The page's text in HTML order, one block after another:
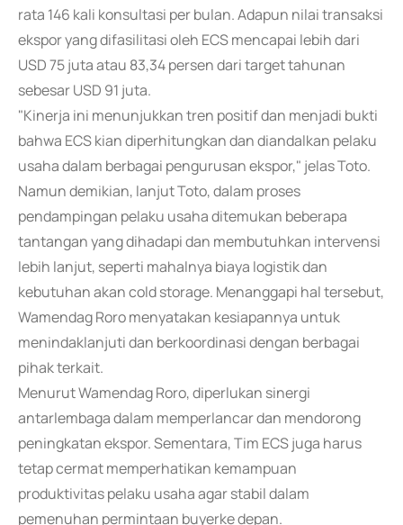
rata 146 kali konsultasi per bulan. Adapun nilai transaksi
ekspor yang difasilitasi oleh ECS mencapai lebih dari
USD 75 juta atau 83,34 persen dari target tahunan
sebesar USD 91 juta.
"Kinerja ini menunjukkan tren positif dan menjadi bukti
bahwa ECS kian diperhitungkan dan diandalkan pelaku
usaha dalam berbagai pengurusan ekspor," jelas Toto.
Namun demikian, lanjut Toto, dalam proses
pendampingan pelaku usaha ditemukan beberapa
tantangan yang dihadapi dan membutuhkan intervensi
lebih lanjut, seperti mahalnya biaya logistik dan
kebutuhan akan cold storage. Menanggapi hal tersebut,
Wamendag Roro menyatakan kesiapannya untuk
menindaklanjuti dan berkoordinasi dengan berbagai
pihak terkait.
Menurut Wamendag Roro, diperlukan sinergi
antarlembaga dalam memperlancar dan mendorong
peningkatan ekspor. Sementara, Tim ECS juga harus
tetap cermat memperhatikan kemampuan
produktivitas pelaku usaha agar stabil dalam
pemenuhan permintaan buyerke depan.